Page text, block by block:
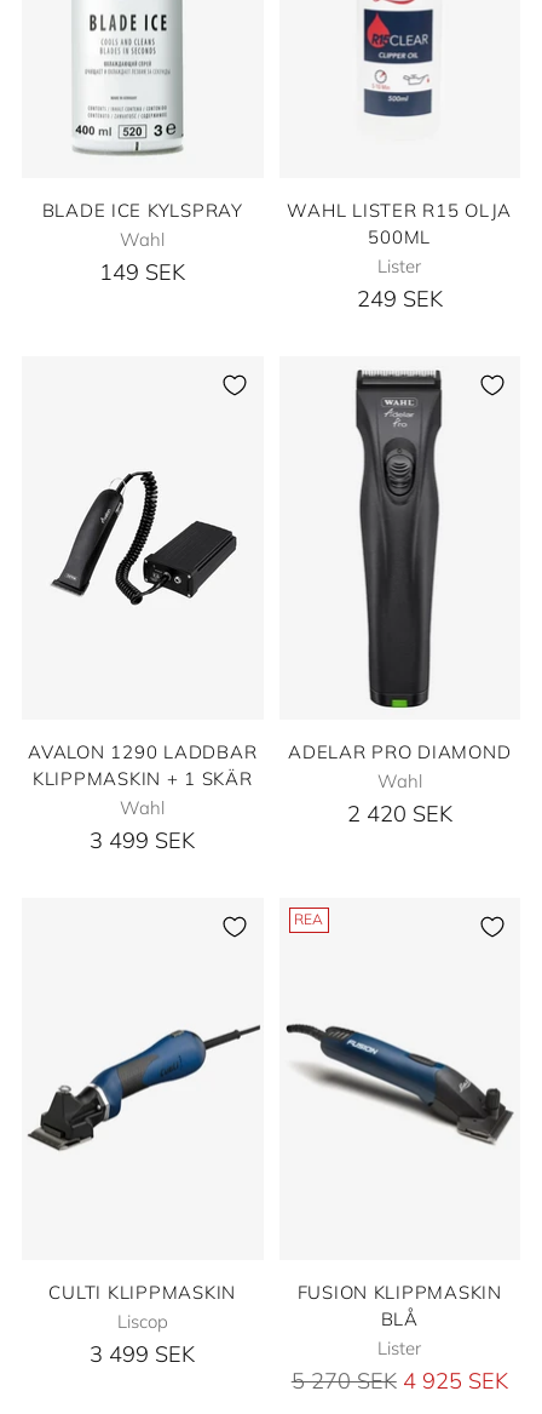
BLADE ICE KYLSPRAY
Wahl
149 SEK
WAHL LISTER R15 OLJA
500ML
Lister
249 SEK
AVALON 1290 LADDBAR
KLIPPMASKIN + 1 SKÄR
Wahl
3 499 SEK
ADELAR PRO DIAMOND
Wahl
2 420 SEK
CULTI KLIPPMASKIN
Liscop
3 499 SEK
REA
FUSION KLIPPMASKIN
BLÅ
Lister
Ordinarie
5 270 SEK 4 925 SEK